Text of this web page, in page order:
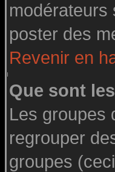
poster des
Revenir en
Que sont
Les groupes
regrouper
groupes